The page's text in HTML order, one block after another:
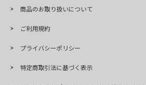
商品のお取り扱いについて
ご利用規約
プライバシーポリシー
特定商取引法に基づく表示